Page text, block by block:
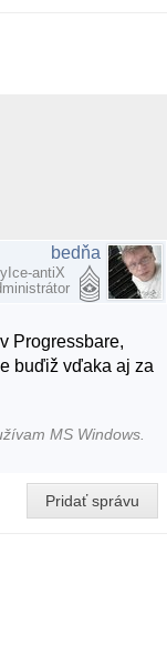
bedňa
antiX
Progressbare,
buďiž vďaka aj za
MS Windows.
Pridať správu